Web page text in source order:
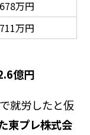
678万円
711万円
億円
就労したと仮
東プレ株式会